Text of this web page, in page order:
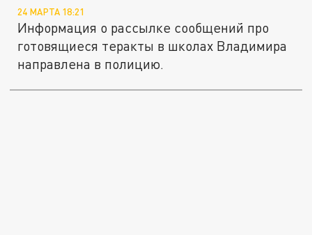
24 МАРТА 18:21
Информация о рассылке сообщений про
готовящиеся теракты в школах Владимира
направлена в полицию.